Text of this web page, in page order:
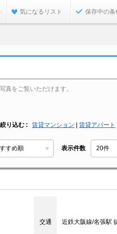
気になるリスト 保存中の条
真をご覧いただけます。
り込む 賃貸マンション 賃貸アパート
表示件数
交通
近鉄大阪線/名張駅